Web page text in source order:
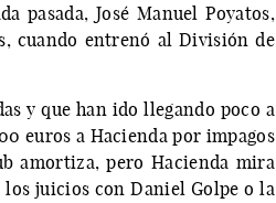
pasada, José Manuel Poyatos,
cuando entrenó al División de
y que han ido llegando poco a
euros a Hacienda por impagos
amortiza, pero Hacienda mira
los juicios con Daniel Golpe o la